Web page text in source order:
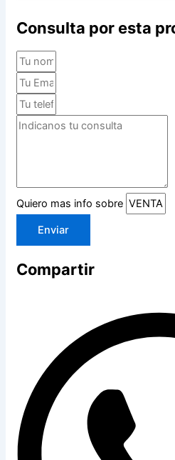
Consulta por esta
Quiero mas info sobre
Enviar
Compartir